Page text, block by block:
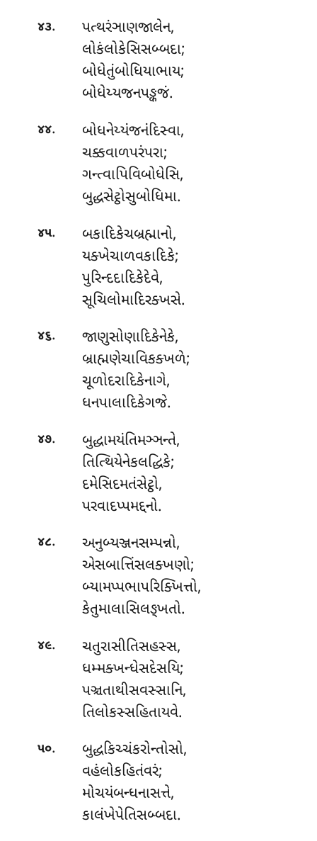
૪૩.
પત્થરંઞાણજાલેન,
લોકંલોકેસિસબ્બદા;
બોધેતુંબોધિયાભાય;
બોધેય્યજનપઙ્કજં.
૪૪. બોધનેય્યંજનંદિસ્વા,
ચક્કવાળપરંપરા;
ગન્ત્વાપિવિબોધેસિ,
બુદ્ધસેટ્ઠોસુબોધિમા.
૪૫.
બકાદિકેચબ્રહ્માનો,
યક્ખેચાળવકાદિકે;
પુરિન્દદાદિકેદેવે,
સૂચિલોમાદિરક્ખસે.
૪૬. જાણુસોણાદિકેનેકે,
બ્રાહ્મણેચાવિકક્ખળે;
ચૂળોદરાદિકેનાગે,
ધનપાલાદિકેગજે.
૪૭.
બુદ્ધામયંતિમઞ્ઞન્તે,
તિત્થિયેનેકલદ્ધિકે;
દમેસિદમતંસેટ્ઠો,
પરવાદપ્પમદ્દનો.
૪૮. અનુબ્યઞ્જનસમ્પન્નો,
એસબાત્તિંસલક્ખણો;
બ્યામપ્પભાપરિક્ખિત્તો,
કેતુમાલાસિલઙ્ખતો.
૪૯. ચતુરાસીતિસહસ્સ,
ધમ્મક્ખન્ધેસદેસયિ;
પઞ્ચતાથીસવસ્સાનિ,
તિલોકસ્સહિતાયવે.
૫૦.
બુદ્ધકિચ્ચંકરોન્તોસો,
વહંલોકહિતંવરં;
મોચયંબન્ધનાસત્તે,
કાલંખેપેતિસબ્બદા.